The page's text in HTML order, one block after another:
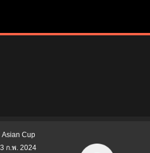
Asian Cup
3 ก.พ. 2024